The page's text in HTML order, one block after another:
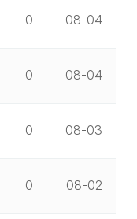
0 08-04
0 08-04
0 08-03
0 08-02